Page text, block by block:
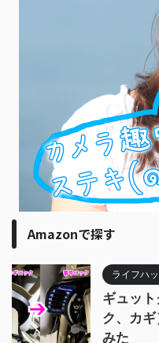
Amazonで探す
ライフハ
ギュッ
ク、カ
みた